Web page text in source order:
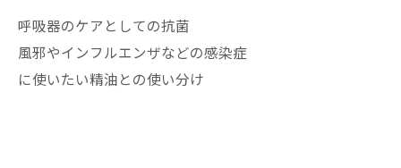
呼吸器のケアとしての抗菌
風邪やインフルエンザなどの感染症
に使いたい精油との使い分け